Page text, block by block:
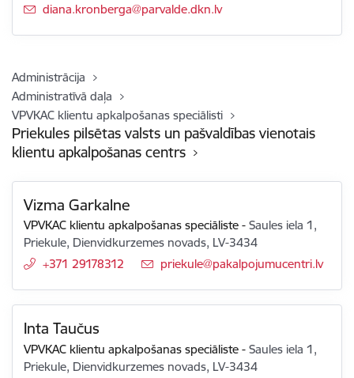
E-pasts:
diana.kronberga@parvalde.dkn.lv
Administrācija
Administratīvā daļa
VPVKAC klientu apkalpošanas speciālisti
Priekules pilsētas valsts un pašvaldības vienotais
klientu apkalpošanas centrs
Vizma Garkalne
VPVKAC klientu apkalpošanas speciāliste -Saules iela 1,
Priekule, Dienvidkurzemes novads, LV-3434
+371 29178312
E-pasts:
priekule@pakalpojumucentri.lv
Inta Taučus
VPVKAC klientu apkalpošanas speciāliste -Saules iela 1,
Priekule, Dienvidkurzemes novads, LV-3434